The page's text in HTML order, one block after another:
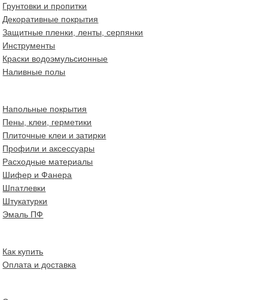
Грунтовки и пропитки
Декоративные покрытия
Защитные пленки, ленты, серпянки
Инструменты
Краски водоэмульсионные
Наливные полы
Напольные покрытия
Пены, клеи, герметики
Плиточные клеи и затирки
Профили и аксессуары
Расходные материалы
Шифер и Фанера
Шпатлевки
Штукатурки
Эмаль ПФ
Как купить
Оплата и доставка